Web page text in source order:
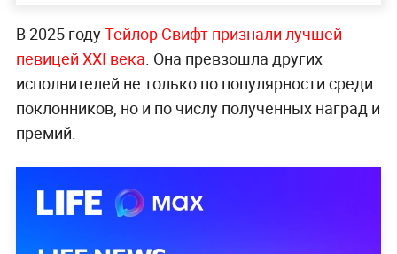
В 2025 годуТейлор Свифт признали лучшей
певицей XXI века. Она превзошла других
исполнителей не только по популярности среди
поклонников, но и по числу полученных наград и
премий.